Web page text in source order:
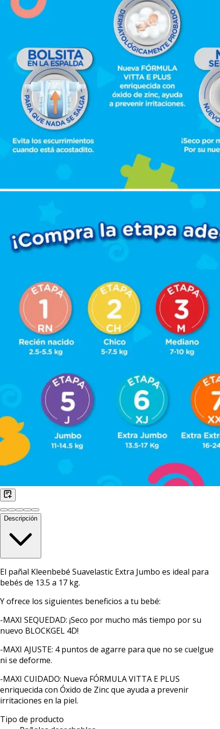
Descripción
El pañal Kleenbebé Suavelastic Extra Jumbo es ideal para
bebés de 13.5 a 17 kg.
Y ofrece los siguientes beneficios a tu bebé:
-MAXI SEQUEDAD: ¡Seco por mucho más tiempo por su
nuevo BLOCKGEL 4D!
-MAXI AJUSTE: 4 puntos de agarre para que no se cuelgue
ni se deforme.
-MAXI CUIDADO: Nueva FÓRMULA VITTA E PLUS
enriquecida con Óxido de Zinc que ayuda a prevenir
irritaciones en la piel.
Tipo de producto